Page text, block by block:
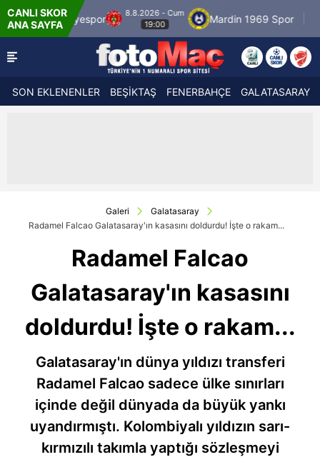
CANLI SKOR
ANA SAYFA
8.8.2026 - Cum
19:00
Mardin 1969 Spor Özbelsan
SON EKLENENLER BEŞİKTAŞ FENERBAHÇE GALATASARAY
Galeri
Galatasaray
Radamel Falcao Galatasaray'ın kasasını doldurdu! İşte o rakam...
Radamel Falcao
Galatasaray'ın kasasını
doldurdu! İşte o rakam...
Galatasaray'ın dünya yıldızı transferi
Radamel Falcao sadece ülke sınırları
içinde değil dünyada da büyük yankı
uyandırmıştı. Kolombiyalı yıldızın sarı-
kırmızılı takımla yaptığı sözleşmeyi